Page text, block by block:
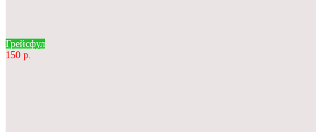
Грейсфул
150 р.